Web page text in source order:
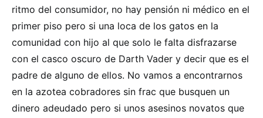
ritmo del consumidor, no hay pensión ni médico en el
primer piso pero si una loca de los gatos en la
comunidad con hijo al que solo le falta disfrazarse
con el casco oscuro de Darth Vader y decir que es el
padre de alguno de ellos. No vamos a encontrarnos
en la azotea cobradores sin frac que busquen un
dinero adeudado pero si unos asesinos novatos que